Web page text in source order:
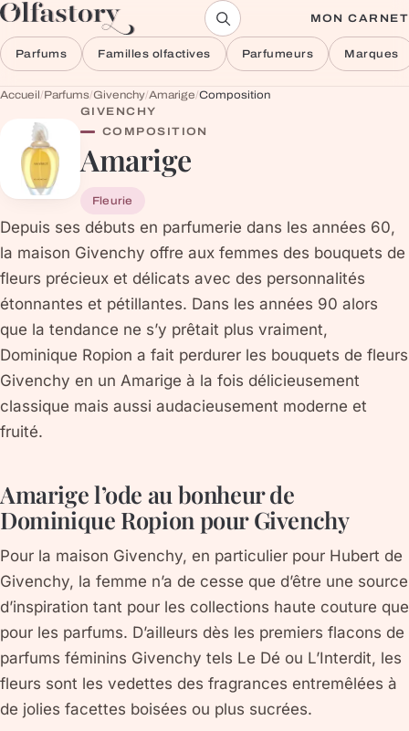
Aller au contenu MON CARNET
Parfums Familles olfactives Parfumeurs Marques
Accueil/Parfums/Givenchy/Amarige/Composition
GIVENCHY
COMPOSITION
Amarige
Fleurie
Depuis ses débuts en parfumerie dans les années 60,
la maison Givenchy offre aux femmes des bouquets de
fleurs précieux et délicats avec des personnalités
étonnantes et pétillantes. Dans les années 90 alors
que la tendance ne s’y prêtait plus vraiment,
Dominique Ropion a fait perdurer les bouquets de fleurs
Givenchy en un Amarige à la fois délicieusement
classique mais aussi audacieusement moderne et
fruité.
Amarige l’ode au bonheur de
Dominique Ropion pour Givenchy
Pour la maison Givenchy, en particulier pour Hubert de
Givenchy, la femme n’a de cesse que d’être une source
d’inspiration tant pour les collections haute couture que
pour les parfums. D’ailleurs dès les premiers flacons de
parfums féminins Givenchy tels Le Dé ou L’Interdit, les
fleurs sont les vedettes des fragrances entremêlées à
de jolies facettes boisées ou plus sucrées.